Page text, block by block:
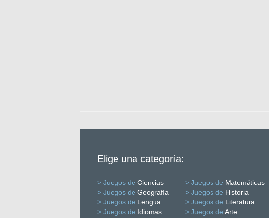
Elige una categoría:
> Juegos de Ciencias > Juegos de Matemáticas
> Juegos de Geografía > Juegos de Historia
> Juegos de Lengua > Juegos de Literatura
> Juegos de Idiomas > Juegos de Arte